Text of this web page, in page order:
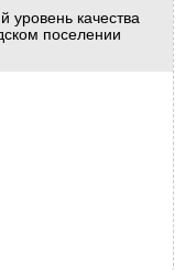
качества
поселении